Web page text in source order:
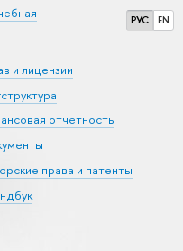
РУС EN
и лицензии
отчетность
права и патенты